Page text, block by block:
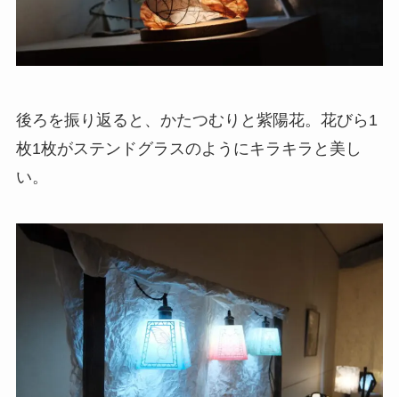
後ろを振り返ると、かたつむりと紫陽花。花びら1
枚1枚がステンドグラスのようにキラキラと美し
い。